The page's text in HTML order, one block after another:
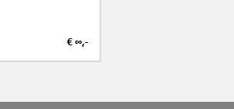
€ ∞,-